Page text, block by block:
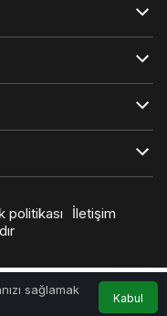
sağlamak
Kabul
Hesabım
politikası
İletişim